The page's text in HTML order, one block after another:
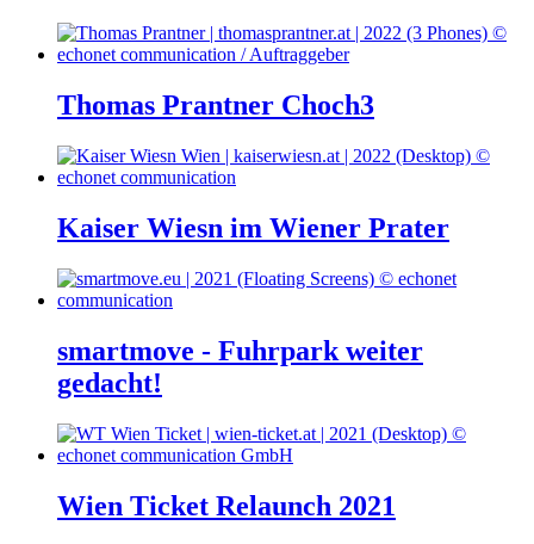
Thomas Prantner Choch3
Kaiser Wiesn im Wiener Prater
smartmove - Fuhrpark weiter
gedacht!
Wien Ticket Relaunch 2021